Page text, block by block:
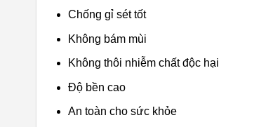
Chống gỉ sét tốt
Không bám mùi
Không thôi nhiễm chất độc hại
Độ bền cao
An toàn cho sức khỏe